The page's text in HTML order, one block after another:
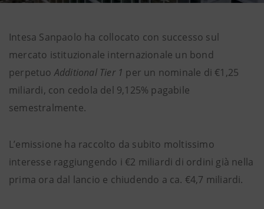
Intesa Sanpaolo ha collocato con successo sul
mercato istituzionale internazionale un bond
perpetuoAdditional Tier 1 per un nominale di €1,25
miliardi, con cedola del 9,125% pagabile
semestralmente.
L’emissione ha raccolto da subito moltissimo
interesse raggiungendo i €2 miliardi di ordini già nella
prima ora dal lancio e chiudendo a ca. €4,7 miliardi.